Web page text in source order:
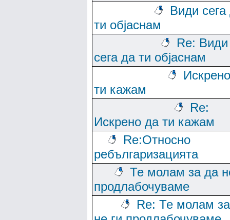
Види сега
ти објаснам
Re: Види
сега да ти објаснам
ти кажам
Re:
Искрено да ти кажам
Re:Относно
ребългаризацията
Те молам за да
продлабочуваме
Re: Те молам